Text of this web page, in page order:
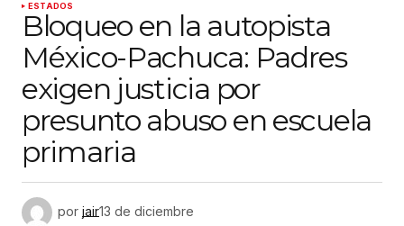
ESTADOS
Bloqueo en la autopista
México-Pachuca: Padres
exigen justicia por
presunto abuso en escuela
primaria
por jair13 de diciembre